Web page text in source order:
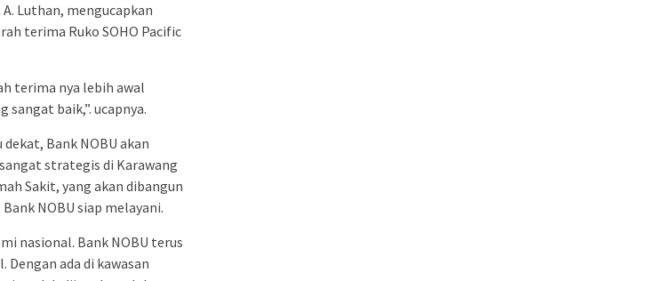
Luthan, mengucapkan
terima Ruko SOHO Pacific
terima nya lebih awal
baik,”. ucapnya.
Bank NOBU akan
strategis di Karawang
Sakit, yang akan dibangun
NOBU siap melayani.
nasional. Bank NOBU terus
ada di kawasan